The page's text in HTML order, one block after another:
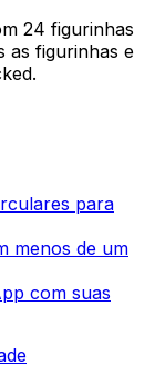
24 figurinhas
as figurinhas e
para
menos de um
com suas